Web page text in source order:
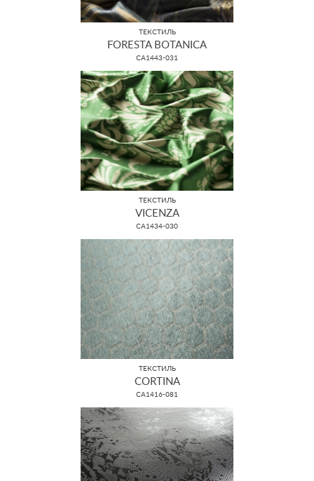
ТЕКСТИЛЬ
FORESTA BOTANICA
CA1443-031
ТЕКСТИЛЬ
VICENZA
CA1434-030
ТЕКСТИЛЬ
CORTINA
CA1416-081